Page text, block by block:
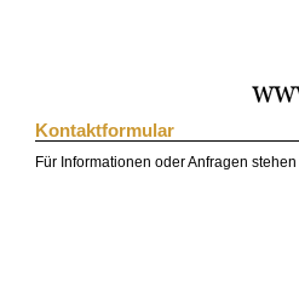
Kontaktformular
Für Informationen oder Anfragen